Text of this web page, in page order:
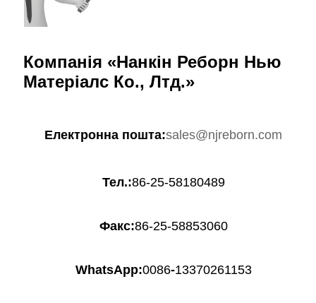
Компанія «Нанкін Реборн Нью
Матеріалс Ко., Лтд.»
Електронна пошта:sales@njreborn.com
Тел.:86-25-58180489
Факс:86-25-58853060
WhatsApp:0086-13370261153